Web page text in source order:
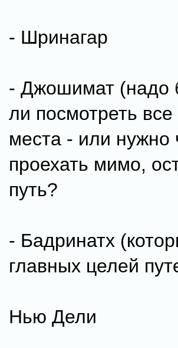
- Шринагар
- Джошимат (надо
ли посмотреть
места - или нужно
проехать мимо,
путь?
- Бадринатх
главных целей
Нью Дели